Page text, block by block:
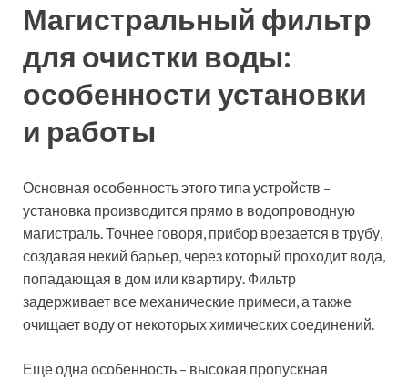
Магистральный фильтр
для очистки воды:
особенности установки
и работы
Основная особенность этого типа устройств –
установка производится прямо в водопроводную
магистраль. Точнее говоря, прибор врезается в трубу,
создавая некий барьер, через который проходит вода,
попадающая в дом или квартиру. Фильтр
задерживает все механические примеси, а также
очищает воду от некоторых химических соединений.
Еще одна особенность – высокая пропускная